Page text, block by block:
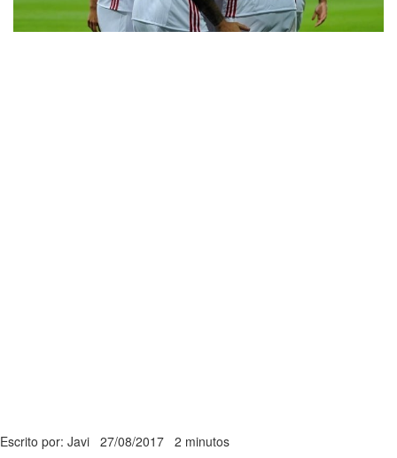
Escrito por: Javi 27/08/2017 2 minutos